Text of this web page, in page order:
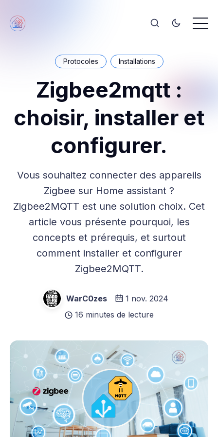
Protocoles Installations
Zigbee2mqtt :
choisir, installer et
configurer.
Vous souhaitez connecter des appareils
Zigbee sur Home assistant ?
Zigbee2MQTT est une solution choix. Cet
article vous présente pourquoi, les
concepts et prérequis, et surtout
comment installer et configurer
Zigbee2MQTT.
WarC0zes
1 nov. 2024
16 minutes de lecture